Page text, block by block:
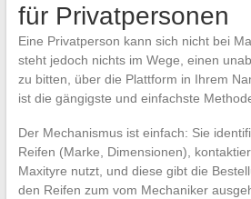
für Privatpersonen
Eine Privatperson kann sich nicht bei
steht jedoch nichts im Wege, einen
zu bitten, über die Plattform in Ihrem
ist die gängigste und einfachste
Der Mechanismus ist einfach: Sie
Reifen (Marke, Dimensionen),
Maxityre nutzt, und diese gibt die
den Reifen zum vom Mechaniker